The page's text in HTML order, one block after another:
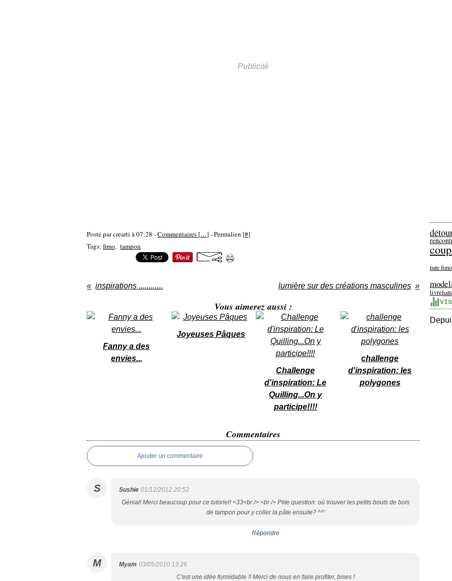
Publicité
Posté par crearti à 07:28 -Commentaires […]- Permalien [#]
Tags: fimo, tampon
inspirations ............ lumière sur des créations masculines
Vous aimerez aussi :
Fanny a des
envies...
Joyeuses Pâques
Challenge
d'inspiration: Le
Quilling...On y
participe!!!!
challenge
d'inspiration: les
polygones
Commentaires
Ajouter un commentaire
S Sushie 01/12/2012 20:52
Génial! Merci beaucoup pour ce tutoriel! <33<br /> <br /> Ptite question: où trouver les petits bouts de bois
de tampon pour y coller la pâte ensuite? ^^'
Répondre
M Myam 03/05/2010 13:26
C'est une idée formidable !! Merci de nous en faire profiter, bises !
pate fimo
livre